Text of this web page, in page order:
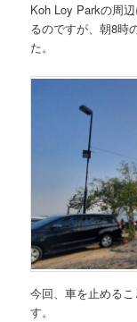
Koh Loy Parkの周
るのですが、朝8時
た。
今回、車を止める
す。